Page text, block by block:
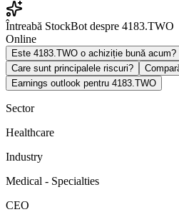
Întreabă StockBot despre 4183.TWO
Online
Este 4183.TWO o achiziție bună acum?
Care sunt principalele riscuri?
Earnings outlook pentru 4183.TWO
Sector
Healthcare
Industry
Medical - Specialties
CEO